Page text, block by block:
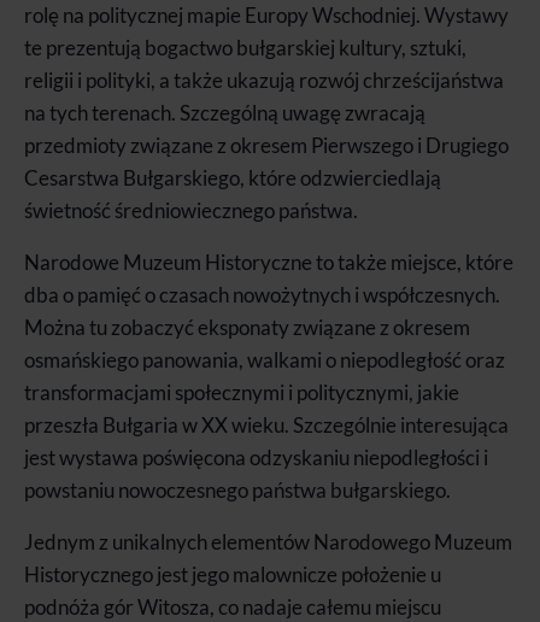
rolę na politycznej mapie Europy Wschodniej. Wystawy
te prezentują bogactwo bułgarskiej kultury, sztuki,
religii i polityki, a także ukazują rozwój chrześcijaństwa
na tych terenach. Szczególną uwagę zwracają
przedmioty związane z okresem Pierwszego i Drugiego
Cesarstwa Bułgarskiego, które odzwierciedlają
świetność średniowiecznego państwa.
Narodowe Muzeum Historyczne to także miejsce, które
dba o pamięć o czasach nowożytnych i współczesnych.
Można tu zobaczyć eksponaty związane z okresem
osmańskiego panowania, walkami o niepodległość oraz
transformacjami społecznymi i politycznymi, jakie
przeszła Bułgaria w XX wieku. Szczególnie interesująca
jest wystawa poświęcona odzyskaniu niepodległości i
powstaniu nowoczesnego państwa bułgarskiego.
Jednym z unikalnych elementów Narodowego Muzeum
Historycznego jest jego malownicze położenie u
podnóża gór Witosza, co nadaje całemu miejscu